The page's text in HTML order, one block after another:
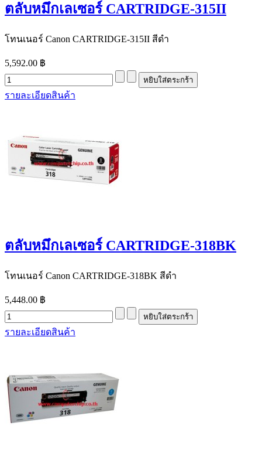
ตลับหมึกเลเซอร์ CARTRIDGE-315II
โทนเนอร์ Canon CARTRIDGE-315II สีดำ
5,592.00 ฿
รายละเอียดสินค้า
ตลับหมึกเลเซอร์ CARTRIDGE-318BK
โทนเนอร์ Canon CARTRIDGE-318BK สีดำ
5,448.00 ฿
รายละเอียดสินค้า